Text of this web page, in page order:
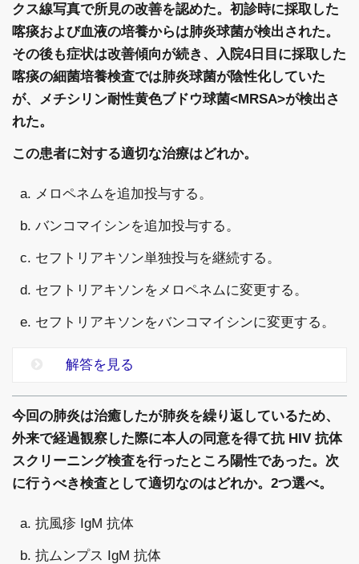
クス線写真で所見の改善を認めた。初診時に採取した
喀痰および血液の培養からは肺炎球菌が検出された。
その後も症状は改善傾向が続き、入院4日目に採取した
喀痰の細菌培養検査では肺炎球菌が陰性化していた
が、メチシリン耐性黄色ブドウ球菌<MRSA>が検出さ
れた。
この患者に対する適切な治療はどれか。
a. メロペネムを追加投与する。
b. バンコマイシンを追加投与する。
c. セフトリアキソン単独投与を継続する。
d. セフトリアキソンをメロペネムに変更する。
e. セフトリアキソンをバンコマイシンに変更する。
解答を見る
今回の肺炎は治癒したが肺炎を繰り返しているため、
外来で経過観察した際に本人の同意を得て抗 HIV 抗体
スクリーニング検査を行ったところ陽性であった。次
に行うべき検査として適切なのはどれか。2つ選べ。
a. 抗風疹 IgM 抗体
b. 抗ムンプス IgM 抗体